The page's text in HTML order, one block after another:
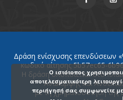
Δράση ενίσχυσης
κωδικό αίτησης 5b57ec65-
Η δράση υλοποιείται στο
Ανάκαμψης και
με τη χρηματοδότηση
Ο ιστότοπος
αποτελεσματικότερη
περιήγησή σας συμφωνείτε